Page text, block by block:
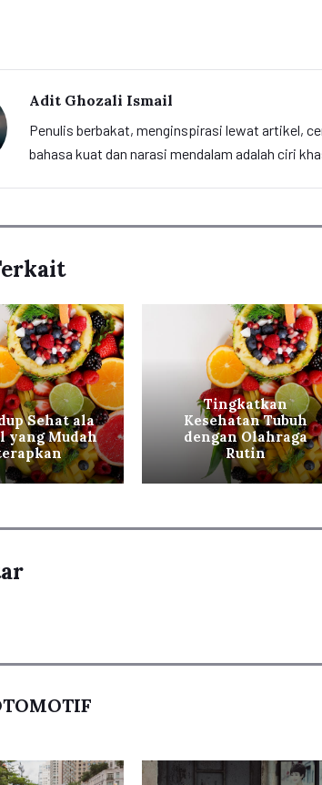
Adit Ghozali Ismail
Penulis berbakat, menginspirasi lewat artikel,
bahasa kuat dan narasi mendalam adalah ciri
Sehat ala
yang Mudah
Tingkatkan
Kesehatan Tubuh
dengan Olahraga
Rutin